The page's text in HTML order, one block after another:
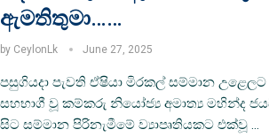
ඇමතිතුමා……
by CeylonLk June 27, 2025
පසුගියදා පැවති ඒෂියා මිරකල් සම්මාන
සහභාගී වූ කම්කරු නියෝජ්‍ය අමාත්‍ය මහින්ද
සිට සම්මාන පිරිනැමීමේ ව්‍යාපෘතියකට එක්වූ …